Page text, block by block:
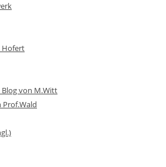
Hofert
Blog von M.Witt
Prof.Wald